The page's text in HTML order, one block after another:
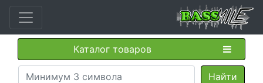
Каталог товаров